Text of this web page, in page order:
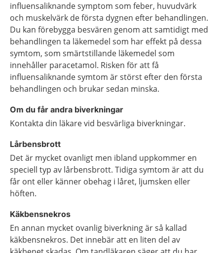
influensaliknande symptom som feber, huvudvärk
och muskelvärk de första dygnen efter behandlingen.
Du kan förebygga besvären genom att samtidigt med
behandlingen ta läkemedel som har effekt på dessa
symtom, som smärtstillande läkemedel som
innehåller paracetamol. Risken för att få
influensaliknande symtom är störst efter den första
behandlingen och brukar sedan minska.
Om du får andra biverkningar
Kontakta din läkare vid besvärliga biverkningar.
Lårbensbrott
Det är mycket ovanligt men ibland uppkommer en
speciell typ av lårbensbrott. Tidiga symtom är att du
får ont eller känner obehag i låret, ljumsken eller
höften.
Käkbensnekros
En annan mycket ovanlig biverkning är så kallad
käkbensnekros. Det innebär att en liten del av